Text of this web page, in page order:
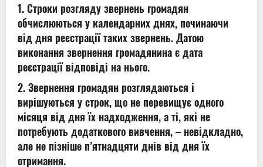
1. Строки розгляду звернень громадян
обчислюються у календарних днях, починаючи
від дня реєстрації таких звернень. Датою
виконання звернення громадянина є дата
реєстрації відповіді на нього.
2. Звернення громадян розглядаються і
вирішуються у строк, що не перевищує одного
місяця від дня їх надходження, а ті, які не
потребують додаткового вивчення, – невідкладно,
але не пізніше п’ятнадцяти днів від дня їх
отримання.